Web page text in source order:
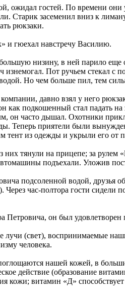
ожидал гостей. По времени
Старик засеменил вниз к
рюкзаки.
и гюехал навстречу Василию.
низину, в ней парило еще
изнемогал. Пот ручьем стекал
Но чем больше пил, тем
давно взял у него
как подкошенный стал падать
он часто дышал. Охотники
Теперь приятели были
из одежды и укрыли его от
тянули на прицепе; за рулем
подъехали. Уложив
подсоленной водой, друзья
Через час-полтора гости
Петровича, он был
лучи (свет), воспринимаемые
человека.
нашей кожей, в
действие (образование
кожи; витамин «Д»